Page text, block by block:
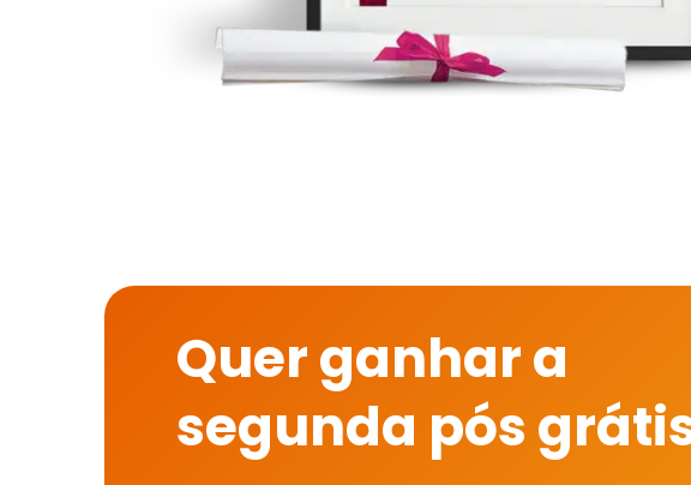
Quer ganhar a
segunda pós